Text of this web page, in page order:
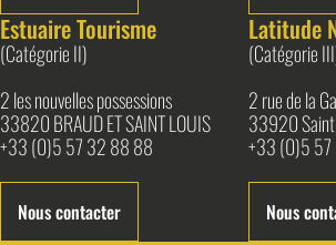
Estuaire Tourisme
(Catégorie II)
2 les nouvelles possessions
33820 BRAUD ET SAINT LOUIS
+33 (0)5 57 32 88 88
Nous contacter
Latitude
(Catégorie
2 rue de la
33920 Saint
+33 (0)5
Nous